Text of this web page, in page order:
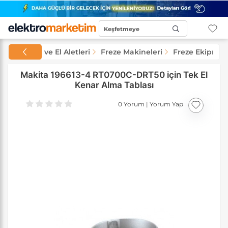
Keşfetmeye
Makineler ve El Aletleri Freze Makineleri Freze
Makita 196613-4 RT0700C-DRT50 için Tek El
Kenar Alma Tablası
0 Yorum | Yorum Yap